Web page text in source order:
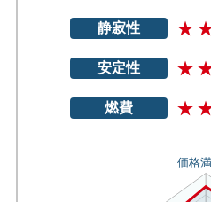
静寂性
安定性
燃費